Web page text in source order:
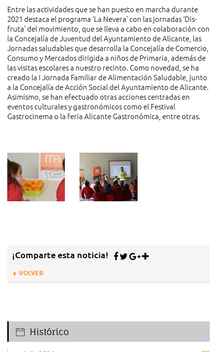
Entre las actividades que se han puesto en marcha durante
2021 destaca el programa ‘La Nevera’ con las jornadas ‘Dis-
fruta’ del movimiento, que se lleva a cabo en colaboración con
la Concejalía de Juventud del Ayuntamiento de Alicante, las
Jornadas saludables que desarrolla la Concejalía de Comercio,
Consumo y Mercados dirigida a niños de Primaria, además de
las visitas escolares a nuestro recinto. Como novedad, se ha
creado la I Jornada Familiar de Alimentación Saludable, junto
a la Concejalía de Acción Social del Ayuntamiento de Alicante.
Asimismo, se han efectuado otras acciones centradas en
eventos culturales y gastronómicos como el Festival
Gastrocinema o la feria Alicante Gastronómica, entre otras.
¡Comparte esta noticia!
VOLVER
Histórico